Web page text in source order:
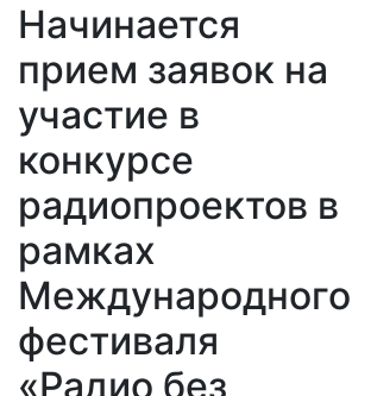
Начинается
прием заявок на
участие в
конкурсе
радиопроектов в
рамках
Международного
фестиваля
«Радио без